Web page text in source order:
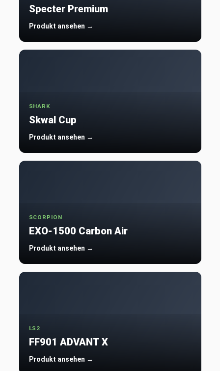
Specter Premium
Produkt ansehen →
SHARK
Skwal Cup
Produkt ansehen →
SCORPION
EXO-1500 Carbon Air
Produkt ansehen →
LS2
FF901 ADVANT X
Produkt ansehen →